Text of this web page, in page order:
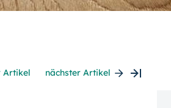
Artikel nächster Artikel